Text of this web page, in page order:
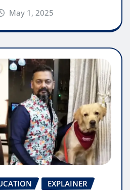
May 1, 2025
EXPLAINER